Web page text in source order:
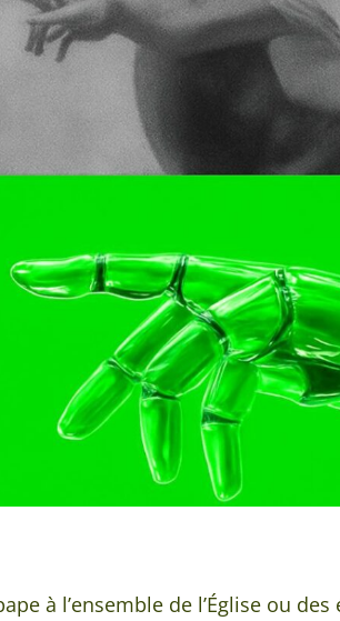
à l’ensemble de l’Église ou des